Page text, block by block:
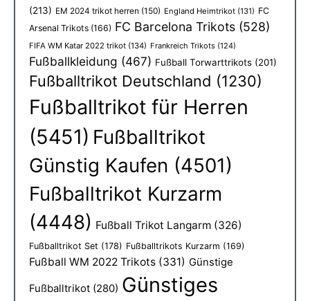
(213) EM 2024 trikot herren (150) England Heimtrikot (131) FC
Arsenal Trikots (166) FC Barcelona Trikots (528)
FIFA WM Katar 2022 trikot (134) Frankreich Trikots (124)
Fußballkleidung (467) Fußball Torwarttrikots (201)
Fußballtrikot Deutschland (1230)
Fußballtrikot für Herren
(5451) Fußballtrikot
Günstig Kaufen (4501)
Fußballtrikot Kurzarm
(4448) Fußball Trikot Langarm (326)
Fußballtrikot Set (178) Fußballtrikots Kurzarm (169)
Fußball WM 2022 Trikots (331) Günstige
Fußballtrikot (280) Günstiges